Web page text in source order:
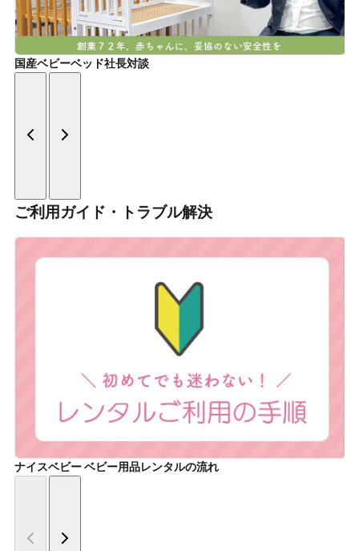
国産ベビーベッド社長対談
ご利用ガイド・トラブル解決
ナイスベビー ベビー用品レンタルの流れ